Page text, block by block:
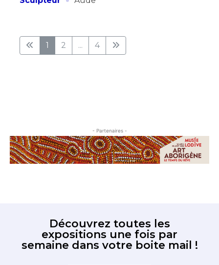
1 2 ... 4
- Partenaires -
Découvrez toutes les
expositions une fois par
semaine dans votre boite mail !